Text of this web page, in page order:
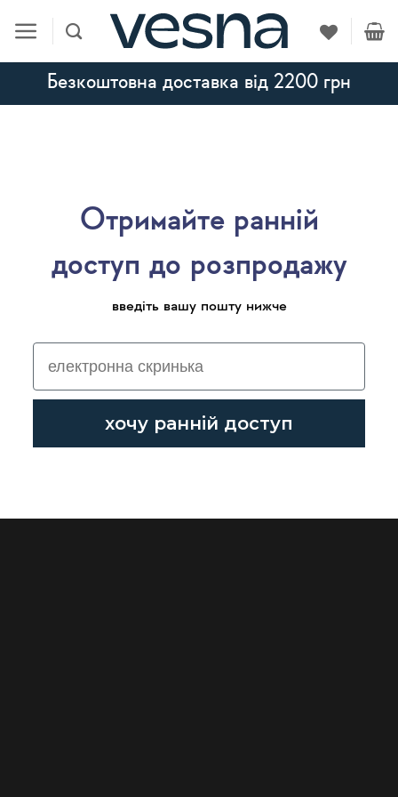
content
Безкоштовна доставка від 2200 грн
Отримайте ранній
доступ до розпродажу
введіть вашу пошту нижче
електронна скринька
хочу ранній доступ